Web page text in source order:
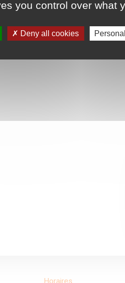
Horaires
you control over what
Deny all cookies